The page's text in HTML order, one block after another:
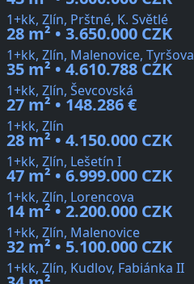
1+kk, Zlín, Prštné, K. Světlé
28 m² • 3.650.000 CZK
1+kk, Zlín, Malenovice, Tyršova
35 m² • 4.610.788 CZK
1+kk, Zlín, Ševcovská
27 m² • 148.286 €
1+kk, Zlín
28 m² • 4.150.000 CZK
1+kk, Zlín, Lešetín I
47 m² • 6.999.000 CZK
1+kk, Zlín, Lorencova
14 m² • 2.200.000 CZK
1+kk, Zlín, Malenovice
32 m² • 5.100.000 CZK
1+kk, Zlín, Kudlov, Fabiánka II